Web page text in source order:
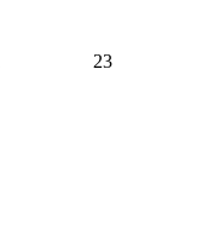
23